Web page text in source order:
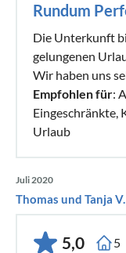
Rundum
Die Unterkunft
gelungenen
Wir haben uns
Empfohlen für:
Eingeschränkte,
Urlaub
Juli 2020
Thomas und Tanja
5,0 5